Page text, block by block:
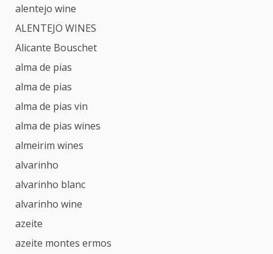
alentejo wine
ALENTEJO WINES
Alicante Bouschet
alma de pias
alma de pias
alma de pias vin
alma de pias wines
almeirim wines
alvarinho
alvarinho blanc
alvarinho wine
azeite
azeite montes ermos